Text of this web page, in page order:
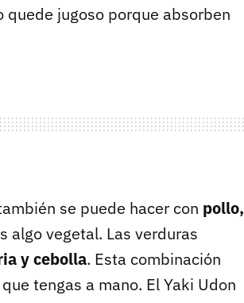
jugoso porque absorben
se puede hacer con pollo,
algo vegetal. Las verduras
y cebolla. Esta combinación
tengas a mano. El Yaki Udon